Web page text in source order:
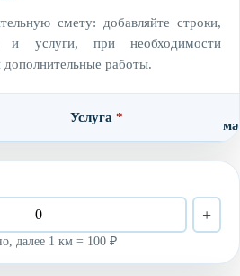
смету: добавляйте строки,
и услуги, при необходимости
работы.
Услуга *
+
далее 1 км = 100 ₽